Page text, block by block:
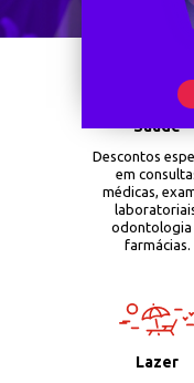
Saúde
Descontos
em
médicas,
odontologia
farmácias.
Lazer